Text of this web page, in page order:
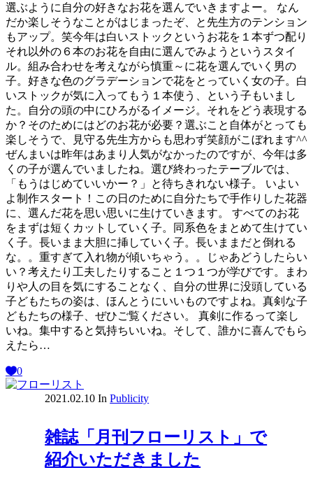
選ぶように自分の好きなお花を選んでいきますよー。 なん
だか楽しそうなことがはじまったぞ、と先生方のテンション
もアップ。笑今年は白いストックというお花を１本ずつ配り
それ以外の６本のお花を自由に選んでみようというスタイ
ル。組み合わせを考えながら慎重～に花を選んでいく男の
子。好きな色のグラデーションで花をとっていく女の子。白
いストックが気に入ってもう１本使う、という子もいまし
た。自分の頭の中にひろがるイメージ。それをどう表現する
か？そのためにはどのお花が必要？選ぶこと自体がとっても
楽しそうで、見守る先生方からも思わず笑顔がこぼれます^^
ぜんまいは昨年はあまり人気がなかったのですが、今年は多
くの子が選んでいましたね。選び終わったテーブルでは、
「もうはじめていいかー？」と待ちきれない様子。 いよい
よ制作スタート！この日のために自分たちで手作りした花器
に、選んだ花を思い思いに生けていきます。 すべてのお花
をまずは短くカットしていく子。同系色をまとめて生けてい
く子。長いまま大胆に挿していく子。長いままだと倒れる
な。。重すぎて入れ物が傾いちゃう。。じゃあどうしたらい
い？考えたり工夫したりすること１つ１つが学びです。まわ
りや人の目を気にすることなく、自分の世界に没頭している
子どもたちの姿は、ほんとうにいいものですよね。真剣な子
どもたちの様子、ぜひご覧ください。 真剣に作るって楽し
いね。集中すると気持ちいいね。そして、誰かに喜んでもら
えたら…
0
2021.02.10 In Publicity
雑誌「月刊フローリスト」で
紹介いただきました